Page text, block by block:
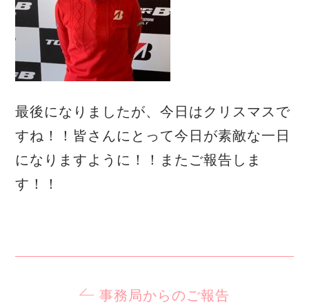
最後になりましたが、今日はクリスマスで
すね！！皆さんにとって今日が素敵な一日
になりますように！！またご報告しま
す！！
事務局からのご報告